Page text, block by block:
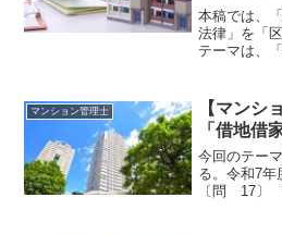
本稿では、
法律」を「
テーマは、
てみよう。
試験 〔問
マンション管理士
【マンシ
「借地借
今回のテー
る。令和7
〔問 17〕